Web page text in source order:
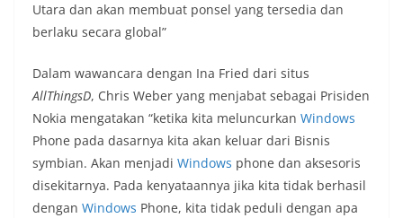
Utara dan akan membuat ponsel yang tersedia dan
berlaku secara global”
Dalam wawancara dengan Ina Fried dari situs
AllThingsD, Chris Weber yang menjabat sebagai Prisiden
Nokia mengatakan “ketika kita meluncurkan Windows
Phone pada dasarnya kita akan keluar dari Bisnis
symbian. Akan menjadi Windows phone dan aksesoris
disekitarnya. Pada kenyataannya jika kita tidak berhasil
dengan Windows Phone, kita tidak peduli dengan apa